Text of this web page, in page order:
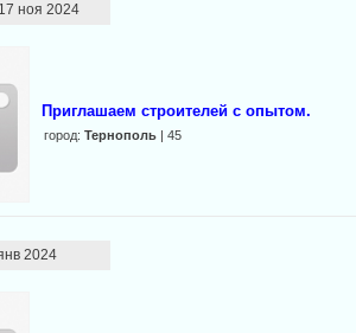
ноя 2024
Приглашаем строителей с опытом.
город: Тернополь| 45
2024